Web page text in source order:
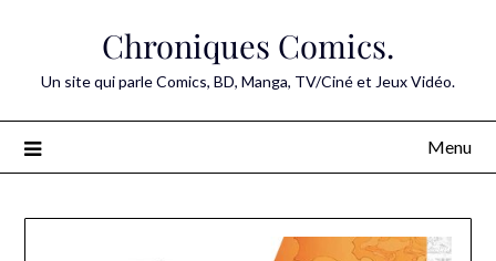
Chroniques Comics.
Un site qui parle Comics, BD, Manga, TV/Ciné et Jeux Vidéo.
Menu